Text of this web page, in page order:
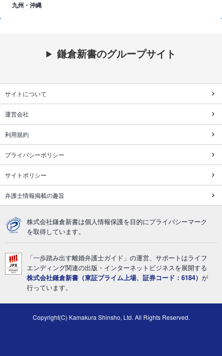
九州・沖縄
鎌倉新書のグループサイト
サイトについて
運営会社
利用規約
プライバシーポリシー
サイトポリシー
弁護士情報掲載の趣旨
株式会社鎌倉新書は個人情報保護を目的にプライバシーマーク
を取得しています。
「一歩踏み出す離婚弁護士ガイド」の運営、サポートはライフ
エンディング関連の出版・インターネットビジネスを展開する
株式会社鎌倉新書（東証プライム上場、証券コード：6184） が
行っています。
Copyright(C) Kamakura Shinsho, Ltd. All Rights Reserved.